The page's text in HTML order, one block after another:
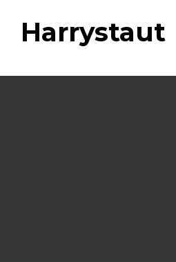
Harrystaut